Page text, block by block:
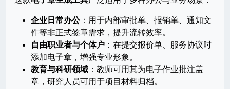
企业日常办公：用于内部审批单、报销单、通知文
件等非正式签章需求，提升流转效率。
自由职业者与个体户 ：在提交报价单、服务协议时
添加电子章，增强专业形象。
教育与科研领域 ：教师可用其为电子作业批注盖
章，研究人员可用于项目材料归档。